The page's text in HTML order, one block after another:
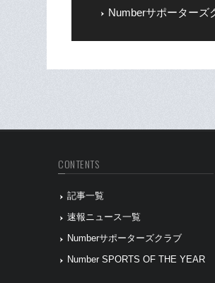
Numberサポーターズ
CONTENTS
記事一覧
速報ニュース一覧
Numberサポーターズクラブ
Number SPORTS OF THE YEAR